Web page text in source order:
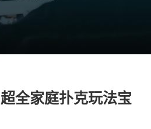
全家庭扑克玩法宝